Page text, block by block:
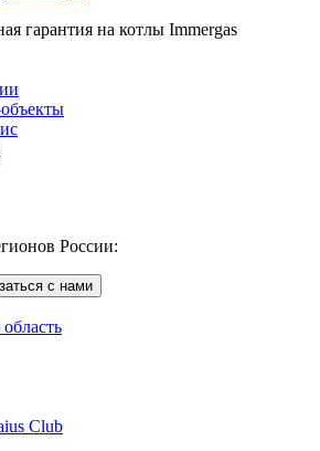
гарантия на котлы Immergas
России:
с нами
Club